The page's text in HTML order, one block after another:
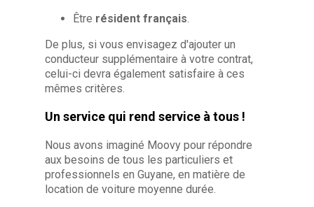
Être résident français.
De plus, si vous envisagez d'ajouter un
conducteur supplémentaire à votre contrat,
celui-ci devra également satisfaire à ces
mêmes critères.
Un service qui rend service à tous !
Nous avons imaginé Moovy pour répondre
aux besoins de tous les particuliers et
professionnels en Guyane, en matière de
location de voiture moyenne durée.